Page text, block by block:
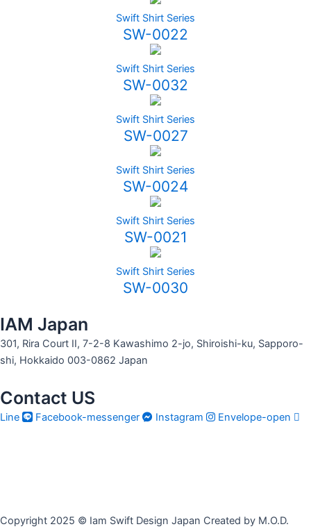
Swift Shirt Series
SW-0022
Swift Shirt Series
SW-0032
Swift Shirt Series
SW-0027
Swift Shirt Series
SW-0024
Swift Shirt Series
SW-0021
Swift Shirt Series
SW-0030
IAM Japan
301, Rira Court II, 7-2-8 Kawashimo 2-jo, Shiroishi-ku, Sapporo-
shi, Hokkaido 003-0862 Japan
Contact US
Line Facebook-messenger Instagram Envelope-open
Copyright 2025 © Iam Swift Design Japan Created by M.O.D.